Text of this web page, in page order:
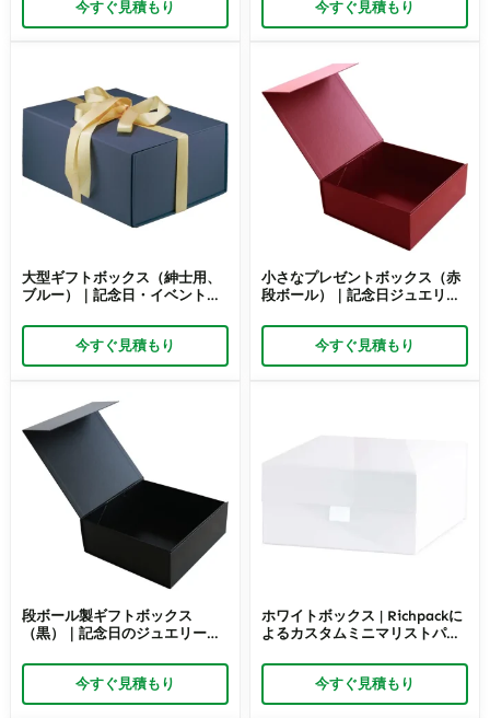
今すぐ見積もり 今すぐ見積もり
大型ギフトボックス（紳士用、
ブルー）｜記念日・イベント用
今すぐ見積もり
小さなプレゼントボックス（赤
段ボール）｜記念日ジュエリー
今すぐ見積もり
段ボール製ギフトボックス
（黒）｜記念日のジュエリーパ
今すぐ見積もり
ホワイトボックス | Richpackに
よるカスタムミニマリストパッ
売
今すぐ見積もり